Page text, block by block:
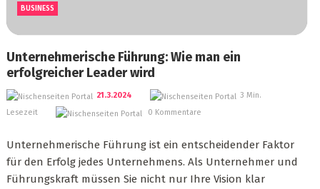
BUSINESS
Unternehmerische Führung: Wie man ein
erfolgreicher Leader wird
21.3.2024
3 Min.
Lesezeit
0 Kommentare
Unternehmerische Führung ist ein entscheidender Faktor
für den Erfolg jedes Unternehmens. Als Unternehmer und
Führungskraft müssen Sie nicht nur Ihre Vision klar